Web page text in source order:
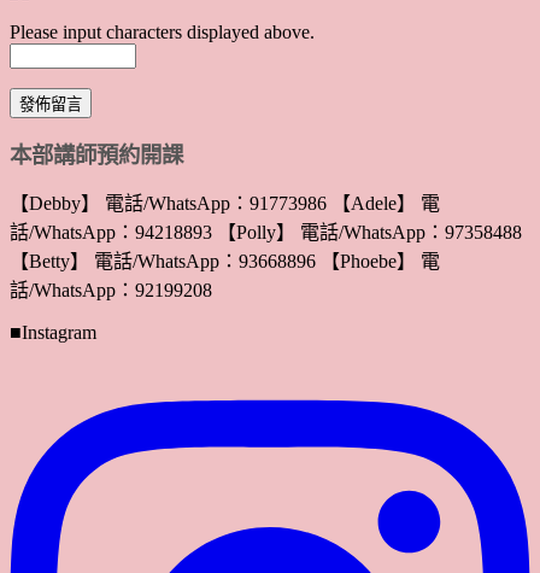
Please input characters displayed above.
本部講師預約開課
【Debby】 電話/WhatsApp：91773986 【Adele】 電
話/WhatsApp：94218893 【Polly】 電話/WhatsApp：97358488
【Betty】 電話/WhatsApp：93668896 【Phoebe】 電
話/WhatsApp：92199208
■Instagram